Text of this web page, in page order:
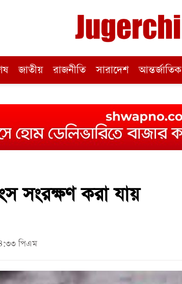
জাতীয় রাজনীতি সারাদেশ আন্তর্জাতিক
সংরক্ষণ করা যায়
পিএম